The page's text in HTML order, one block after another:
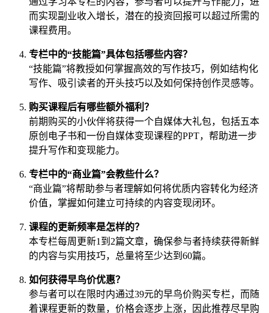
而实现副业收入增长，潜在的投资回报可以超过所需的
课程费用。
专栏中的“技能篇”具体包括哪些内容？
“技能篇”将教授如何掌握高效的写作技巧，例如结构化
写作、吸引读者的开头技巧以及如何保持创作灵感等。
购买课程后有哪些额外福利？
前期购买的小伙伴将获得一个自媒体大礼包，包括五本
原创电子书和一份自媒体变现课程的PPT，帮助进一步
提升写作和变现能力。
专栏中的“商业篇”会教些什么？
“商业篇”将帮助参与者理解如何将优质内容转化为经济
价值，掌握如何建立可持续的内容变现闭环。
课程的更新频率是怎样的？
本专栏每周更新1到2篇文章，确保参与者持续获得新鲜
的内容与实用技巧，总量将至少达到60篇。
如何获得早鸟价优惠？
参与者可以在限时内通过39元的早鸟价购买专栏，而随
着课程更新的数量，价格会逐步上涨，因此推荐尽早购